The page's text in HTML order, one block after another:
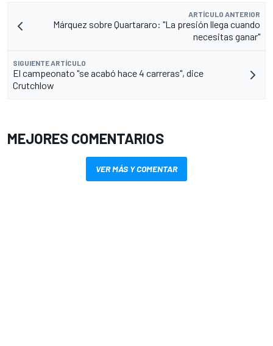
ARTÍCULO ANTERIOR
Márquez sobre Quartararo: "La presión llega cuando
necesitas ganar"
SIGUIENTE ARTÍCULO
El campeonato "se acabó hace 4 carreras", dice
Crutchlow
MEJORES COMENTARIOS
VER MÁS Y COMENTAR